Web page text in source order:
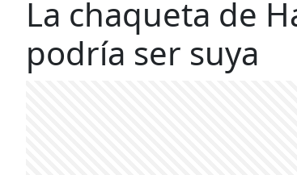
La chaqueta de
podría ser suya